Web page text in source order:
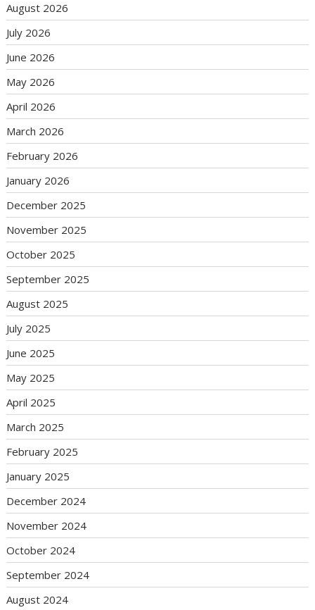
August 2026
July 2026
June 2026
May 2026
April 2026
March 2026
February 2026
January 2026
December 2025
November 2025
October 2025
September 2025
August 2025
July 2025
June 2025
May 2025
April 2025
March 2025
February 2025
January 2025
December 2024
November 2024
October 2024
September 2024
August 2024